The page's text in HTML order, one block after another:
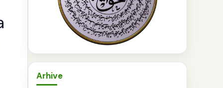
Arhive